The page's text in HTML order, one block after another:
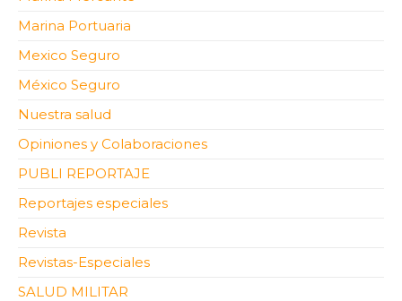
Marina Portuaria
Mexico Seguro
México Seguro
Nuestra salud
Opiniones y Colaboraciones
PUBLI REPORTAJE
Reportajes especiales
Revista
Revistas-Especiales
SALUD MILITAR